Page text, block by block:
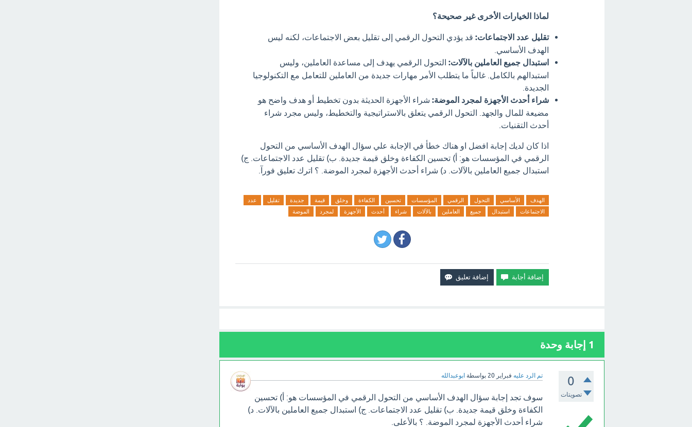
لماذا الخيارات الأخرى غير صحيحة؟
تقليل عدد الاجتماعات: قد يؤدي التحول الرقمي إلى تقليل بعض الاجتماعات، لكنه ليس
الهدف الأساسي.
استبدال جميع العاملين بالآلات: التحول الرقمي يهدف إلى مساعدة العاملين، وليس
استبدالهم بالكامل. غالباً ما يتطلب الأمر مهارات جديدة من العاملين للتعامل مع التكنولوجيا
الجديدة.
شراء أحدث الأجهزة لمجرد الموضة: شراء الأجهزة الحديثة بدون تخطيط أو هدف واضح هو
مضيعة للمال والجهد. التحول الرقمي يتعلق بالاستراتيجية والتخطيط، وليس مجرد شراء
أحدث التقنيات.
اذا كان لديك إجابة افضل او هناك خطأ في الإجابة علي سؤال الهدف الأساسي من التحول
الرقمي في المؤسسات هو: أ) تحسين الكفاءة وخلق قيمة جديدة. ب) تقليل عدد الاجتماعات. ج)
استبدال جميع العاملين بالآلات. د) شراء أحدث الأجهزة لمجرد الموضة. ؟ اترك تعليق فورآ.
الهدف الأساسي التحول الرقمي المؤسسات تحسين الكفاءة وخلق قيمة جديدة تقليل
عدد
الاجتماعات
استبدال جميع العاملين بالآلات شراء أحدث الأجهزة لمجرد الموضة
1 إجابة وحدة
0
تصويتات
تم الرد عليه فبراير 20 بواسطة ابوعبدالله
سوف تجد إجابة سؤال الهدف الأساسي من التحول الرقمي في المؤسسات هو: أ) تحسين
الكفاءة وخلق قيمة جديدة. ب) تقليل عدد الاجتماعات. ج) استبدال جميع العاملين بالآلات. د)
شراء أحدث الأجهزة لمجرد الموضة. ؟ بالأعلى.